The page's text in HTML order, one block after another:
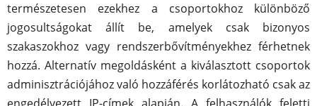
természetesen ezekhez a csoportokhoz különböző
jogosultságokat állít be, amelyek csak bizonyos
szakaszokhoz vagy rendszerbővítményekhez férhetnek
hozzá. Alternatív megoldásként a kiválasztott csoportok
adminisztrációjához való hozzáférés korlátozható csak az